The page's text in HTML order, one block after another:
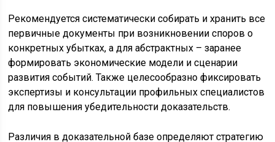
Рекомендуется систематически собирать и хранить все
первичные документы при возникновении споров о
конкретных убытках, а для абстрактных – заранее
формировать экономические модели и сценарии
развития событий. Также целесообразно фиксировать
экспертизы и консультации профильных специалистов
для повышения убедительности доказательств.
Различия в доказательной базе определяют стратегию